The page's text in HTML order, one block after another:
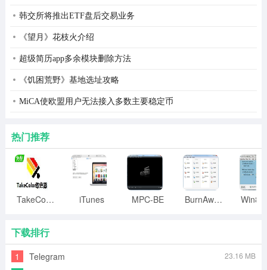
韩交所将推出ETF盘后交易业务
《望月》花枝火介绍
超级简历app多余模块删除方法
《饥困荒野》基地选址攻略
MiCA使欧盟用户无法接入多数主要稳定币
热门推荐
TakeColor取色器 iTunes MPC-BE BurnAware
下载排行
1 Telegram 23.16 MB